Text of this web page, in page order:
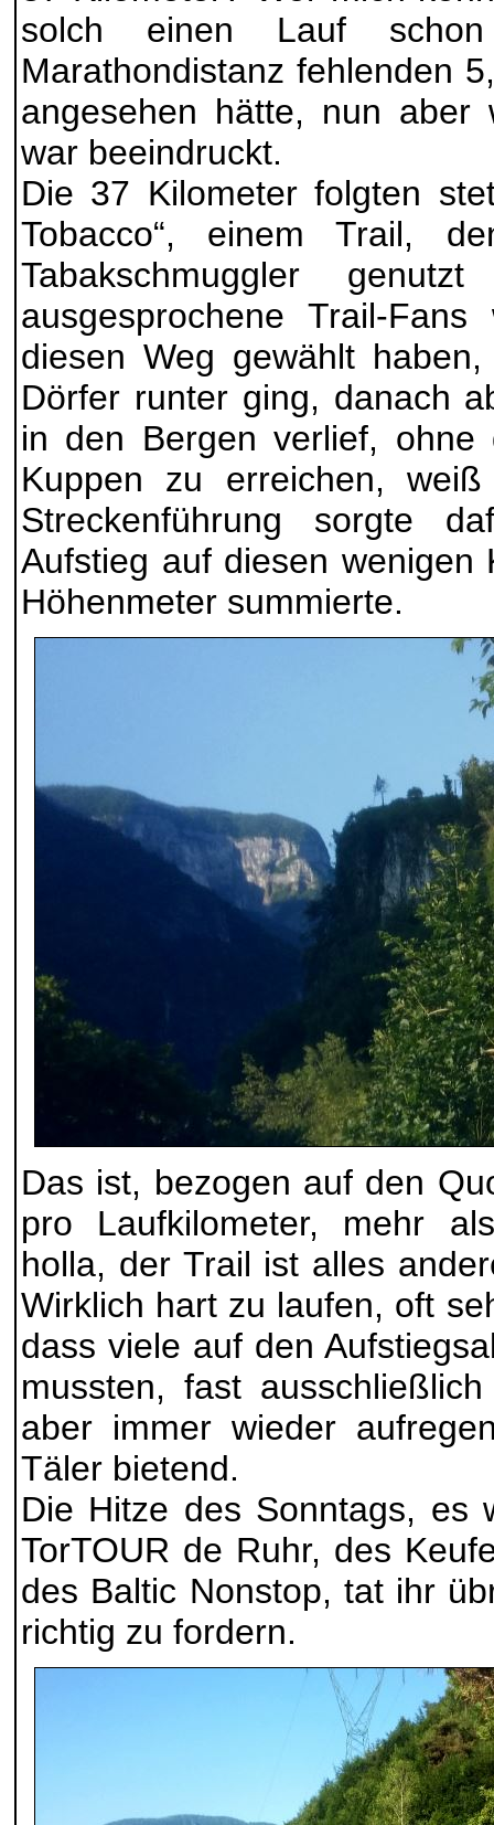
solch einen Lauf
Marathondistanz fehlenden
angesehen hätte, nun
war beeindruckt.
Die 37 Kilometer folgten
Tobacco“, einem Trail,
Tabakschmuggler
ausgesprochene Trail-
diesen Weg gewählt
Dörfer runter ging, danach
in den Bergen verlief, ohne
Kuppen zu erreichen,
Streckenführung sorgte
Aufstieg auf diesen wenigen
Höhenmeter summierte.
Das ist, bezogen auf den
pro Laufkilometer, mehr
holla, der Trail ist alles
Wirklich hart zu laufen, oft
dass viele auf den
mussten, fast
aber immer wieder
Täler bietend.
Die Hitze des Sonntags, es
TorTOUR de Ruhr, des
des Baltic Nonstop, tat ihr
richtig zu fordern.